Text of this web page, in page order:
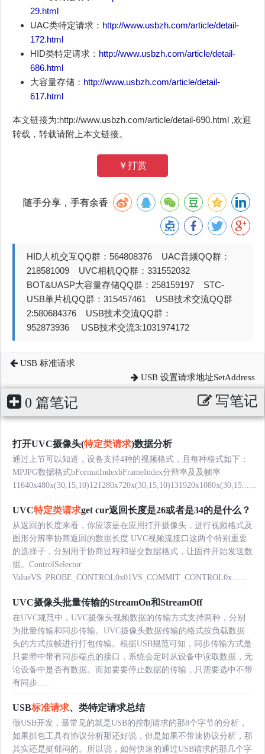
29.html
UAC类特定请求： http://www.usbzh.com/article/detail-
172.html
HID类特定请求： http://www.usbzh.com/article/detail-
686.html
大容量存储： http://www.usbzh.com/article/detail-
617.html
本文链接为:http://www.usbzh.com/article/detail-690.html ,欢迎
转载，转载请附上本文链接。
￥打赏
随手分享，手有余香
HID人机交互QQ群：564808376 UAC音频QQ群：
218581009 UVC相机QQ群：331552032
BOT&UASP大容量存储QQ群：258159197 STC-
USB单片机QQ群：315457461 USB技术交流QQ群
2:580684376 USB技术交流QQ群：
952873936 USB技术交流3:1031974172
USB 标准请求
USB 设置请求地址SetAddress
0 篇笔记 写笔记
打开UVC摄像头(特定类请求)数据分析
通过上节可以知道，设备支持4种的视频格式，且每种格式如下：
MPJPG数据格式bFormatIndexbFrameIndex分辩率及及帧率
11640x480x(30,15,10)121280x720x(30,15,10)131920x1080x(30,15......
UVC特定类请求get cur返回长度是26或者是34的是什么？
从返回的长度来看，你应该是在应用打开摄像头，进行视频格式及
图形分辨率协商返回的数据长度.UVC视频流接口这两个特别重要
的选择子，分别用于协商过程和提交数据格式，让固件开始发送数
据。ControlSelector
ValueVS_PROBE_CONTROL0x01VS_COMMIT_CONTROL0x......
UVC摄像头批量传输的StreamOn和StreamOff
在UVC规范中，UVC摄像头视频数据的传输方式支持两种，分别
为批量传输和同步传输。UVC摄像头数据传输的格式按负载数据
头的方式按帧进行打包传输。根据USB规范可知，同步传输方式是
只要带中带有同步端点的接口，系统会定时从设备中读取数据，无
论设备中是否有数据。而如要要停止数据的传输，只需要选中不带
有同步......
USB标准请求、类特定请求总结
做USB开发，最常见的就是USB的控制请求的那8个字节的分析，
如果抓包工具有协议分析那还好说，但是如果不带速协议分析，那
其实还是挺郁闷的。所以说，如何快速的通过USB请求的那几个字